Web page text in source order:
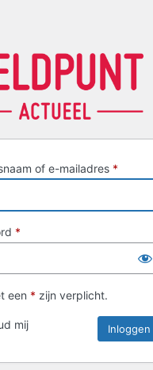
of e-mailadres *
*
een * zijn verplicht.
mij